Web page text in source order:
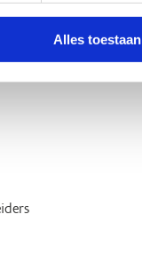
Alles toestaan